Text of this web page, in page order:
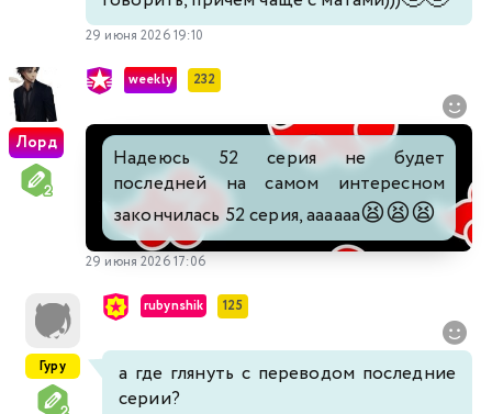
29 июня 2026 19:10
Лорд
weekly 232
Надеюсь 52 серия не будет
последней на самом интересном
закончилась 52 серия, аааааа😫😫😫
29 июня 2026 17:06
Гуру
rubynshik 125
а где глянуть с переводом последние
серии?